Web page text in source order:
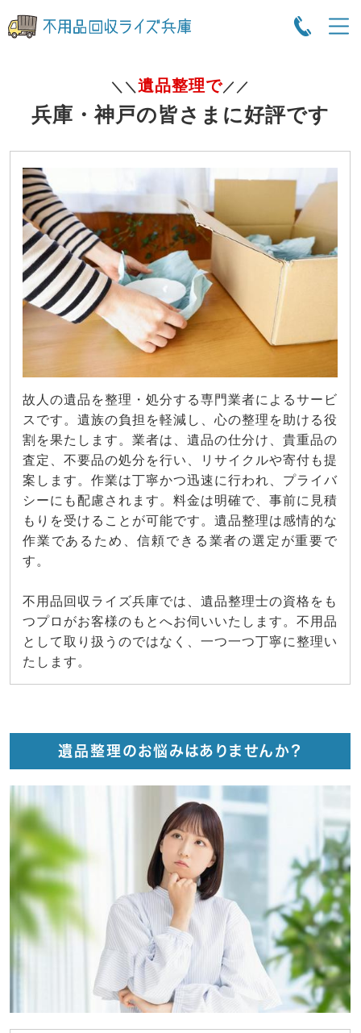
＼＼ 遺品整理で／／
兵庫・神戸の皆さまに好評です
故人の遺品を整理・処分する専門業者によるサービ
スです。遺族の負担を軽減し、心の整理を助ける役
割を果たします。業者は、遺品の仕分け、貴重品の
査定、不要品の処分を行い、リサイクルや寄付も提
案します。作業は丁寧かつ迅速に行われ、プライバ
シーにも配慮されます。料金は明確で、事前に見積
もりを受けることが可能です。遺品整理は感情的な
作業であるため、信頼できる業者の選定が重要で
す。
不用品回収ライズ兵庫では、遺品整理士の資格をも
つプロがお客様のもとへお伺いいたします。不用品
として取り扱うのではなく、一つ一つ丁寧に整理い
たします。
遺品整理のお悩みはありませんか？